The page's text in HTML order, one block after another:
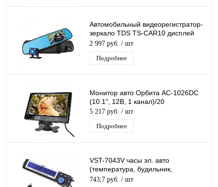
Автомобильный видеорегистратор-
зеркало TDS TS-CAR10 дисплей
4.3", запись звука, Ночная съемка
2 997 руб. / шт
Подробнее
Монитор авто Орбита AC-1026DC
(10.1", 12B, 1 канал)/20
5 217 руб. / шт
Подробнее
VST-7043V часы эл. авто
(температура, будильник,
вольтметр)/100/200
743,7 руб. / шт